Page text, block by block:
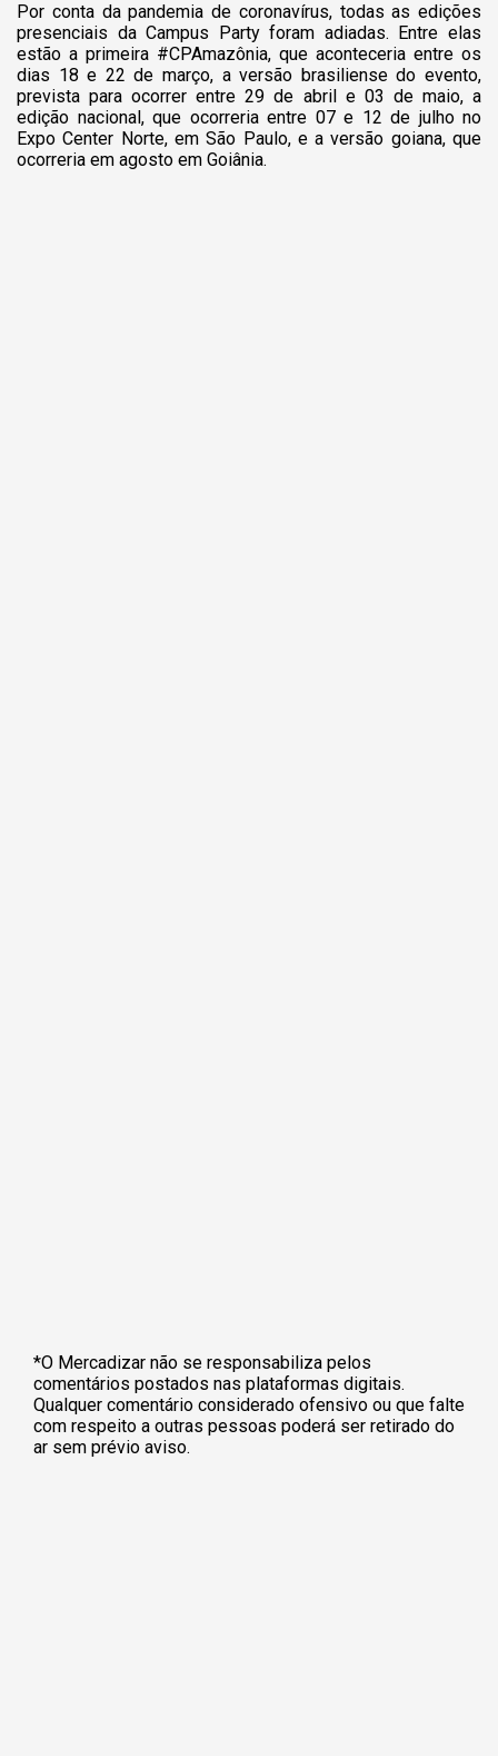
Por conta da pandemia de coronavírus, todas as edições
presenciais da Campus Party foram adiadas. Entre elas
estão a primeira #CPAmazônia, que aconteceria entre os
dias 18 e 22 de março, a versão brasiliense do evento,
prevista para ocorrer entre 29 de abril e 03 de maio, a
edição nacional, que ocorreria entre 07 e 12 de julho no
Expo Center Norte, em São Paulo, e a versão goiana, que
ocorreria em agosto em Goiânia.
*O Mercadizar não se responsabiliza pelos
comentários postados nas plataformas digitais.
Qualquer comentário considerado ofensivo ou que falte
com respeito a outras pessoas poderá ser retirado do
ar sem prévio aviso.